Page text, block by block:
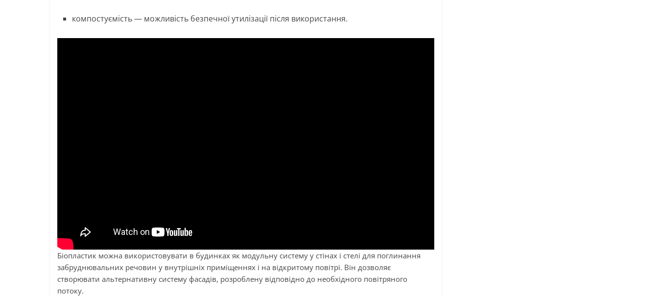
компостуємість — можливість безпечної утилізації після використання.
Біопластик можна використовувати в будинках як модульну систему у стінах і стелі для поглинання
забруднювальних речовин у внутрішніх приміщеннях і на відкритому повітрі. Він дозволяє
створювати альтернативну систему фасадів, розроблену відповідно до необхідного повітряного
потоку.